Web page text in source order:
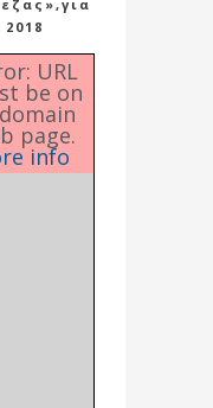
URL
be on
page.
info